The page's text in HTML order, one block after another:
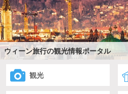
ウィーン旅行の観光情報ポータル
観光